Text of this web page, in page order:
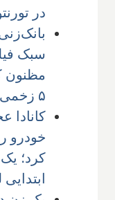
در
۵ زخمی
خودرو